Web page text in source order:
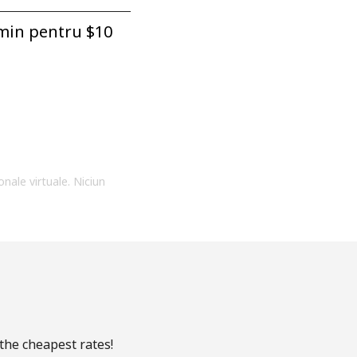
pentru ⁦$10⁩
virtuale. Niciun
cheapest rates!